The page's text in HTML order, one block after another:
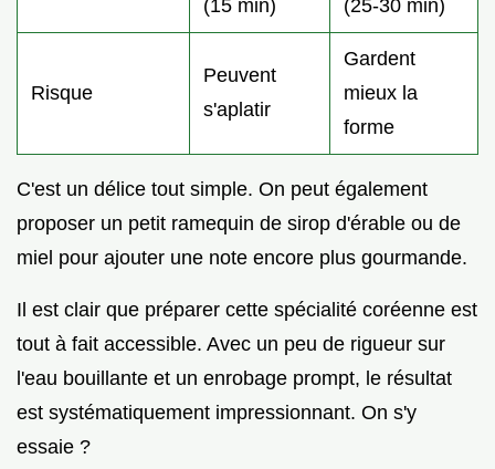
(15 min) (25-30 min)
Risque
Peuvent
s'aplatir
Gardent
mieux la
forme
C'est un délice tout simple. On peut également
proposer un petit ramequin de sirop d'érable ou de
miel pour ajouter une note encore plus gourmande.
Il est clair que préparer cette spécialité coréenne est
tout à fait accessible. Avec un peu de rigueur sur
l'eau bouillante et un enrobage prompt, le résultat
est systématiquement impressionnant. On s'y
essaie ?